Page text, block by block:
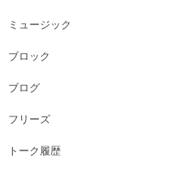
ミュージック
ブロック
ブログ
フリーズ
トーク履歴